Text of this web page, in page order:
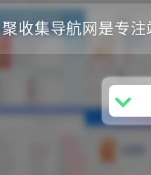
聚收集导航网是专